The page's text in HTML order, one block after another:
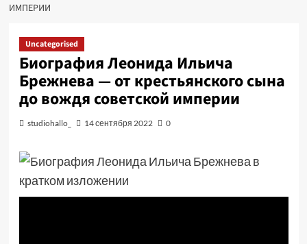
ИМПЕРИИ
Uncategorised
Биография Леонида Ильича
Брежнева — от крестьянского сына
до вождя советской империи
studiohallo_ 14 сентября 2022 0